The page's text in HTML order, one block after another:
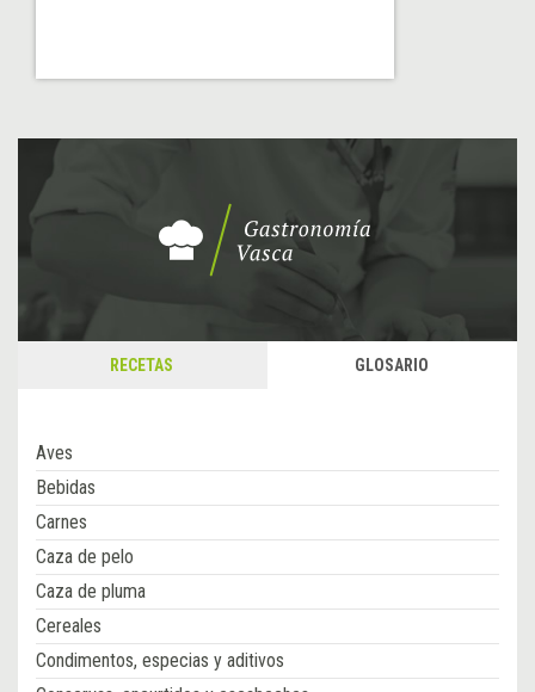
RECETAS GLOSARIO
Aves
Bebidas
Carnes
Caza de pelo
Caza de pluma
Cereales
Condimentos, especias y aditivos